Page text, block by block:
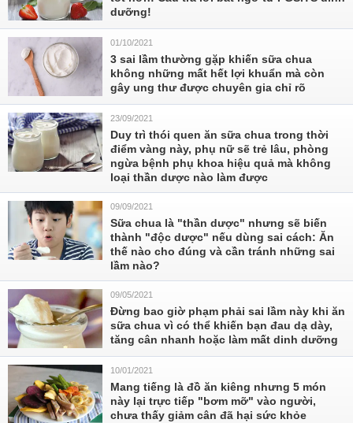
dưỡng!
01/10/2021
3 sai lầm thường gặp khiến sữa chua
không những mất hết lợi khuẩn mà còn
gây ung thư được chuyên gia chỉ rõ
23/09/2021
Duy trì thói quen ăn sữa chua trong thời
điểm vàng này, phụ nữ sẽ trẻ lâu, phòng
ngừa bệnh phụ khoa hiệu quả mà không
loại thần dược nào làm được
09/09/2021
Sữa chua là "thần dược" nhưng sẽ biến
thành "độc dược" nếu dùng sai cách: Ăn
thế nào cho đúng và cần tránh những sai
lầm nào?
09/05/2021
Đừng bao giờ phạm phải sai lầm này khi ăn
sữa chua vì có thể khiến bạn đau dạ dày,
tăng cân nhanh hoặc làm mất dinh dưỡng
10/01/2021
Mang tiếng là đồ ăn kiêng nhưng 5 món
này lại trực tiếp "bơm mỡ" vào người,
chưa thấy giảm cân đã hại sức khỏe